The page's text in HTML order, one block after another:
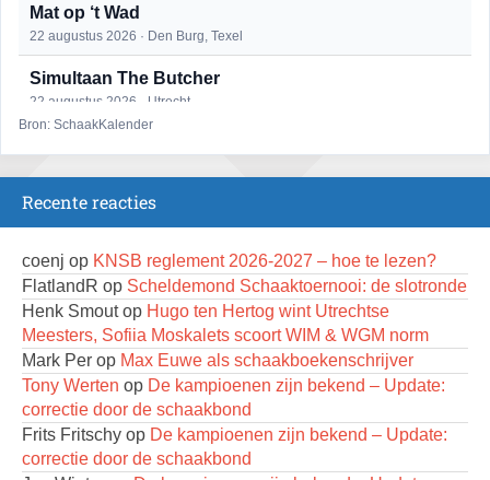
Mat op ‘t Wad
22 augustus 2026 · Den Burg, Texel
Simultaan The Butcher
22 augustus 2026 · Utrecht
Open Eemlandtoernooi 2026
DSC Girls Night
27 augustus 2026 · Delft
KC Open
28 augustus 2026 · Haarlem
Nazomervierkampentoernooi 2026
28 augustus 2026 · Assen
Keisnel Schaaktoernooi
Bron: SchaakKalender
Recente reacties
coenj op KNSB reglement 2026-2027 – hoe te lezen?
FlatlandR op Scheldemond Schaaktoernooi: de slotronde
Henk Smoutop Hugo ten Hertog wint Utrechtse
Meesters, Sofiia Moskalets scoort WIM & WGM norm
Mark Per op Max Euwe als schaakboekenschrijver
Tony Werten op De kampioenen zijn bekend – Update:
correctie door de schaakbond
Frits Fritschy op De kampioenen zijn bekend – Update:
correctie door de schaakbond